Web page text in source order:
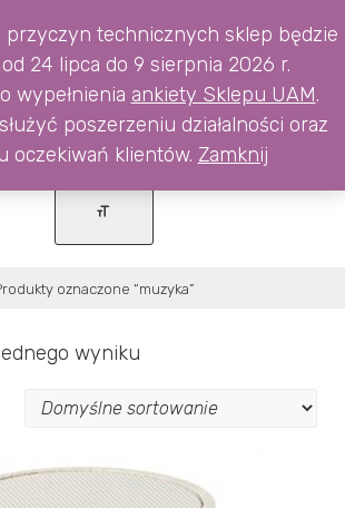
0
oznaczone “muzyka”
wyniku
przyczyn technicznych sklep będzie
24 lipca do 9 sierpnia 2026 r.
wypełnienia ankiety Sklepu UAM.
poszerzeniu działalności oraz
oczekiwań klientów. Zamknij